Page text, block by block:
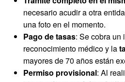
necesario acudir a otra
una foto en el momento.
Pago de tasas: Se cobra un
reconocimiento médico y la
mayores de 70 años están
Permiso provisional: Al